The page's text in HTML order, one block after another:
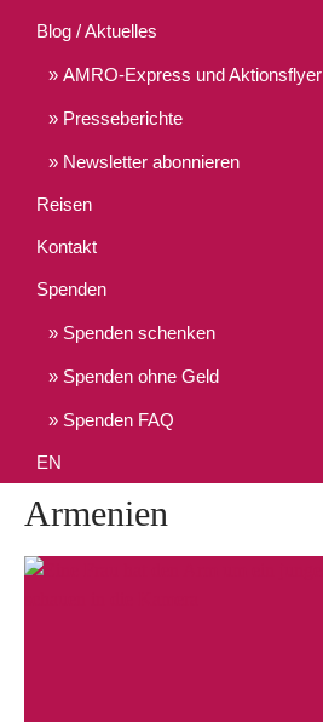
Blog / Aktuelles
AMRO-Express und Aktionsflyer
Presseberichte
Newsletter abonnieren
Reisen
Kontakt
Spenden
Spenden schenken
Spenden ohne Geld
Spenden FAQ
EN
Armenien